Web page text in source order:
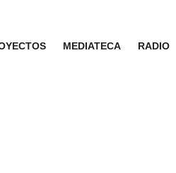
MEDIATECA RADIO